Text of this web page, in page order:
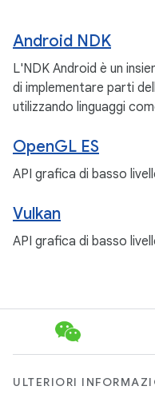
Android NDK
L'NDK Android è un
di implementare parti
utilizzando linguaggi
OpenGL ES
API grafica di basso
Vulkan
API grafica di basso
ULTERIORI